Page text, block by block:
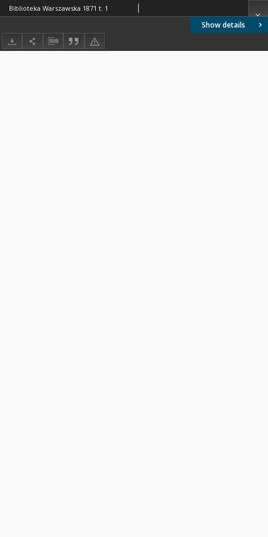
Show details
Biblioteka Warszawska 1871 t. 1